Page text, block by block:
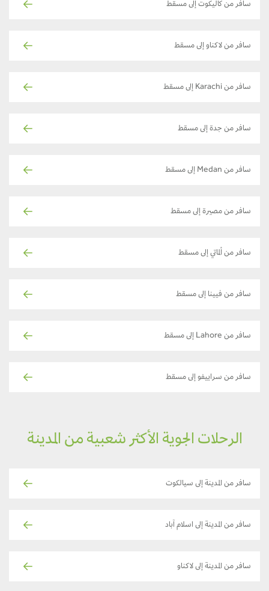
سافر من كاليكوت إلى مسقط
سافر من لاكناو إلى مسقط
سافر من Karachi إلى مسقط
سافر من جدة إلى مسقط
سافر من Medan إلى مسقط
سافر من مصيرة إلى مسقط
سافر من ألماتي إلى مسقط
سافر من فيينا إلى مسقط
سافر من Lahore إلى مسقط
سافر من سراييفو إلى مسقط
الرحلات الجوية الأكثر شعبية من المدينة
سافر من المدينة إلى سيالكوت
سافر من المدينة إلى اسلام آباد
سافر من المدينة إلى لاكناو